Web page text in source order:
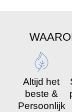
Altijd het
beste &
Persoonlijk